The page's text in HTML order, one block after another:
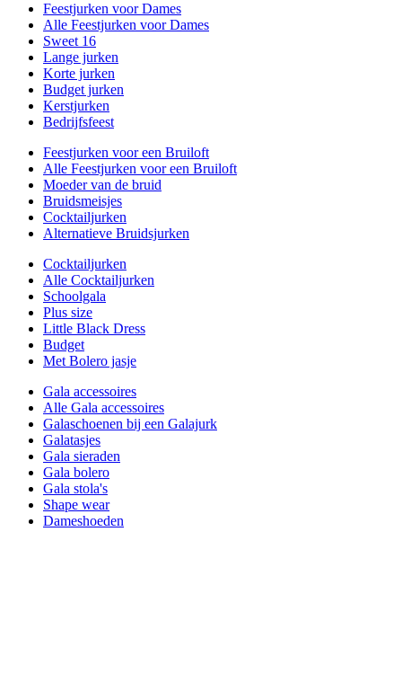
Feestjurken voor Dames
Alle Feestjurken voor Dames
Sweet 16
Lange jurken
Korte jurken
Budget jurken
Kerstjurken
Bedrijfsfeest
Feestjurken voor een Bruiloft
Alle Feestjurken voor een Bruiloft
Moeder van de bruid
Bruidsmeisjes
Cocktailjurken
Alternatieve Bruidsjurken
Cocktailjurken
Alle Cocktailjurken
Schoolgala
Plus size
Little Black Dress
Budget
Met Bolero jasje
Gala accessoires
Alle Gala accessoires
Galaschoenen bij een Galajurk
Galatasjes
Gala sieraden
Gala bolero
Gala stola's
Shape wear
Dameshoeden